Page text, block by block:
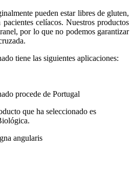
pueden estar libres de gluten,
celíacos. Nuestros productos
por lo que no podemos garantizar
tiene las siguientes aplicaciones:
procede de Portugal
que ha seleccionado es
angularis